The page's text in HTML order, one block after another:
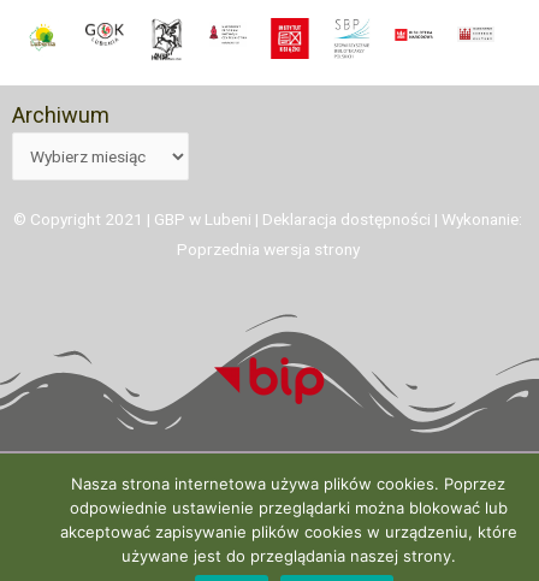
Archiwum
© Copyright 2021 | GBP w Lubeni | Deklaracja dostępności | Wykonanie:
Poprzednia wersja strony
Nasza strona internetowa używa plików cookies. Poprzez
odpowiednie ustawienie przeglądarki można blokować lub
akceptować zapisywanie plików cookies w urządzeniu, które
używane jest do przeglądania naszej strony.